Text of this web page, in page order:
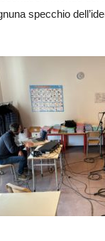
specchio